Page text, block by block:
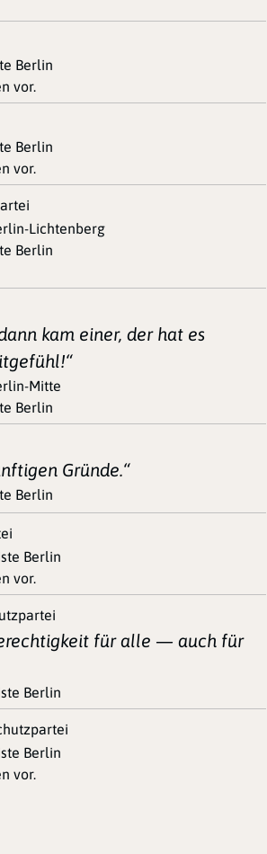
Berlin
vor.
Berlin
vor.
Lichtenberg
Berlin
kam einer, der hat es
Mitte
Berlin
Gründe.“
Berlin
Berlin
vor.
für alle — auch für
Berlin
Berlin
vor.